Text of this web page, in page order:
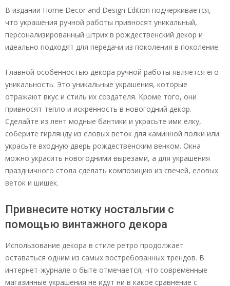
В издании Home Decor and Design Edition подчеркивается,
что украшения ручной работы привносят уникальный,
персонализированный штрих в рождественский декор и
идеально подходят для передачи из поколения в поколение.
Главной особенностью декора ручной работы является его
уникальность. Это уникальные украшения, которые
отражают вкус и стиль их создателя. Кроме того, они
привносят тепло и искренность в новогодний декор.
Сделайте из лент модные бантики и украсьте ими елку,
соберите гирлянду из еловых веток для каминной полки или
украсьте входную дверь рождественским венком. Окна
можно украсить новогодними вырезами, а для украшения
праздничного стола сделать композицию из свечей, еловых
веток и шишек.
Привнесите нотку ностальгии с
помощью винтажного декора
Использование декора в стиле ретро продолжает
оставаться одним из самых востребованных трендов. В
интернет-журнале о быте отмечается, что современные
магазинные украшения не идут ни в какое сравнение с